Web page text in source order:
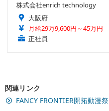
株式会社enrich technology
大阪府
月給29万9,600円～45万円
正社員
関連リンク
FANCY FRONTIER開拓動漫祭